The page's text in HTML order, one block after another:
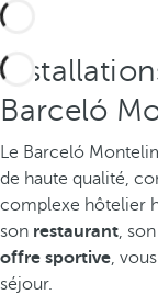
Barceló
Le Barceló
de haute qualité,
complexe hôtelier
son restaurant, son
offre sportive,
séjour.